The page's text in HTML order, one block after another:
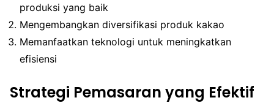
produksi yang baik
Mengembangkan diversifikasi produk kakao
Memanfaatkan teknologi untuk meningkatkan
efisiensi
Strategi Pemasaran yang Efektif